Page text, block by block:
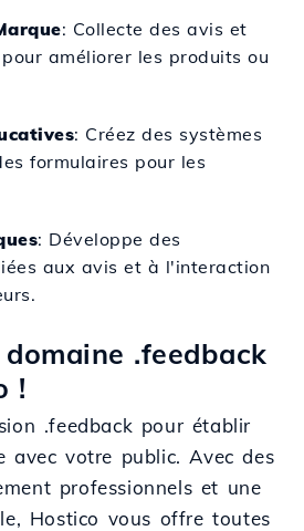
: Collecte des avis et
améliorer les produits ou
: Créez des systèmes
formulaires pour les
: Développe des
aux avis et à l'interaction
.feedback
!
.feedback pour établir
avec votre public. Avec des
professionnels et une
Hostico vous offre toutes